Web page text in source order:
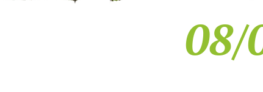
08/